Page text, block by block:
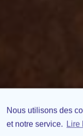
Nous utilisons des
et notre service. Lire